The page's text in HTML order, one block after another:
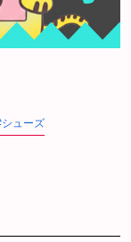
シューズ